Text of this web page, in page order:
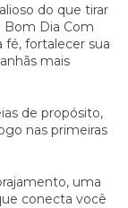
do que tirar
Bom Dia Com
fé, fortalecer sua
mais
de propósito,
nas primeiras
uma
conecta você